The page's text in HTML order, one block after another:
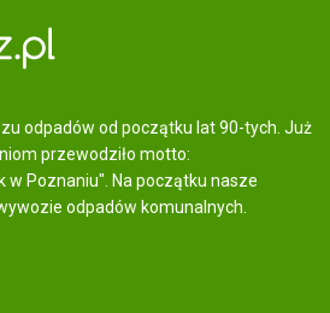
odpadów od początku lat 90-tych. Już
przewodziło motto:
Poznaniu". Na początku nasze
odpadów komunalnych.